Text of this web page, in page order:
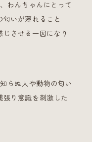
わんちゃんにとって
いが薄れること
させる一因になり
らぬ人や動物の匂い
り意識を刺激した